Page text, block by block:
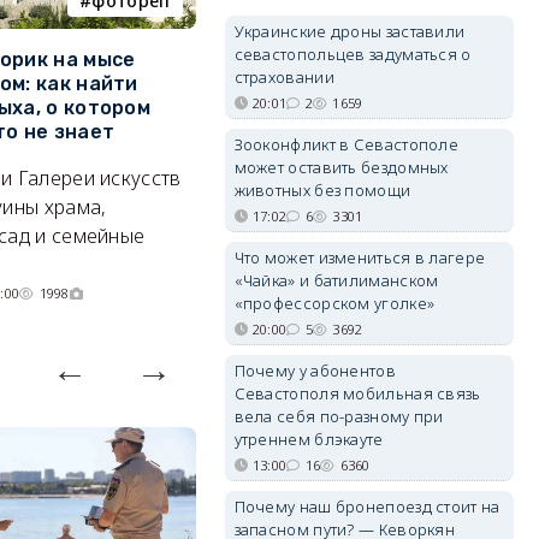
на мысе
как найти
о котором
не знает
Галереи искусств
храма,
и семейные
1998
Где в Севастополе можно
заработать 100 тысяч в
месяц
А где — несоизмеримо меньше.
06/08/2026 10:02
Украинские дроны заставили
севастопольцев задуматься о
страховании
20:01 2 1659
Зооконфликт в Севастополе
может оставить бездомных
животных без помощи
17:02 6 3301
Что может измениться в лагере
«Чайка» и батилиманском
«профессорском уголке»
20:00 5 3692
Почему у абонентов
Севастополя мобильная связь
вела себя по-разному при
утреннем блэкауте
13:00 16 6360
Почему наш бронепоезд стоит на
запасном пути? — Кеворкян